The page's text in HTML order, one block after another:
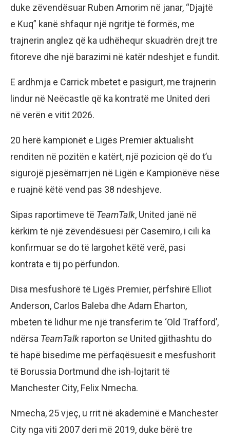
duke zëvendësuar Ruben Amorim në janar, “Djajtë
e Kuq” kanë shfaqur një ngritje të formës, me
trajnerin anglez që ka udhëhequr skuadrën drejt tre
fitoreve dhe një barazimi në katër ndeshjet e fundit.
E ardhmja e Carrick mbetet e pasigurt, me trajnerin
lindur në Neëcastle që ka kontratë me United deri
në verën e vitit 2026.
20 herë kampionët e Ligës Premier aktualisht
renditen në pozitën e katërt, një pozicion që do t’u
sigurojë pjesëmarrjen në Ligën e Kampionëve nëse
e ruajnë këtë vend pas 38 ndeshjeve.
Sipas raportimeve të TeamTalk, United janë në
kërkim të një zëvendësuesi për Casemiro, i cili ka
konfirmuar se do të largohet këtë verë, pasi
kontrata e tij po përfundon.
Disa mesfushorë të Ligës Premier, përfshirë Elliot
Anderson, Carlos Baleba dhe Adam Ëharton,
mbeten të lidhur me një transferim te ‘Old Trafford’,
ndërsa TeamTalk raporton se United gjithashtu do
të hapë bisedime me përfaqësuesit e mesfushorit
të Borussia Dortmund dhe ish-lojtarit të
Manchester City, Felix Nmecha.
Nmecha, 25 vjeç, u rrit në akademinë e Manchester
City nga viti 2007 deri më 2019, duke bërë tre